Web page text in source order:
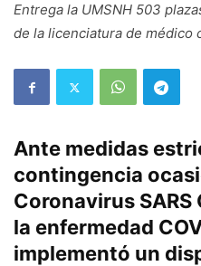
Entrega la UMSNH 503
de la licenciatura de médico
Ante medidas
contingencia
Coronavirus
la enfermedad
implementó un